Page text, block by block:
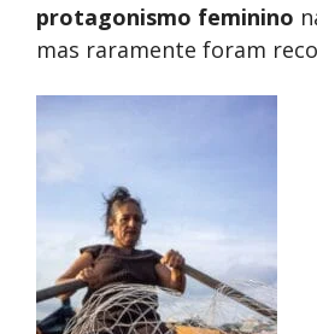
protagonismo feminino
mas raramente foram